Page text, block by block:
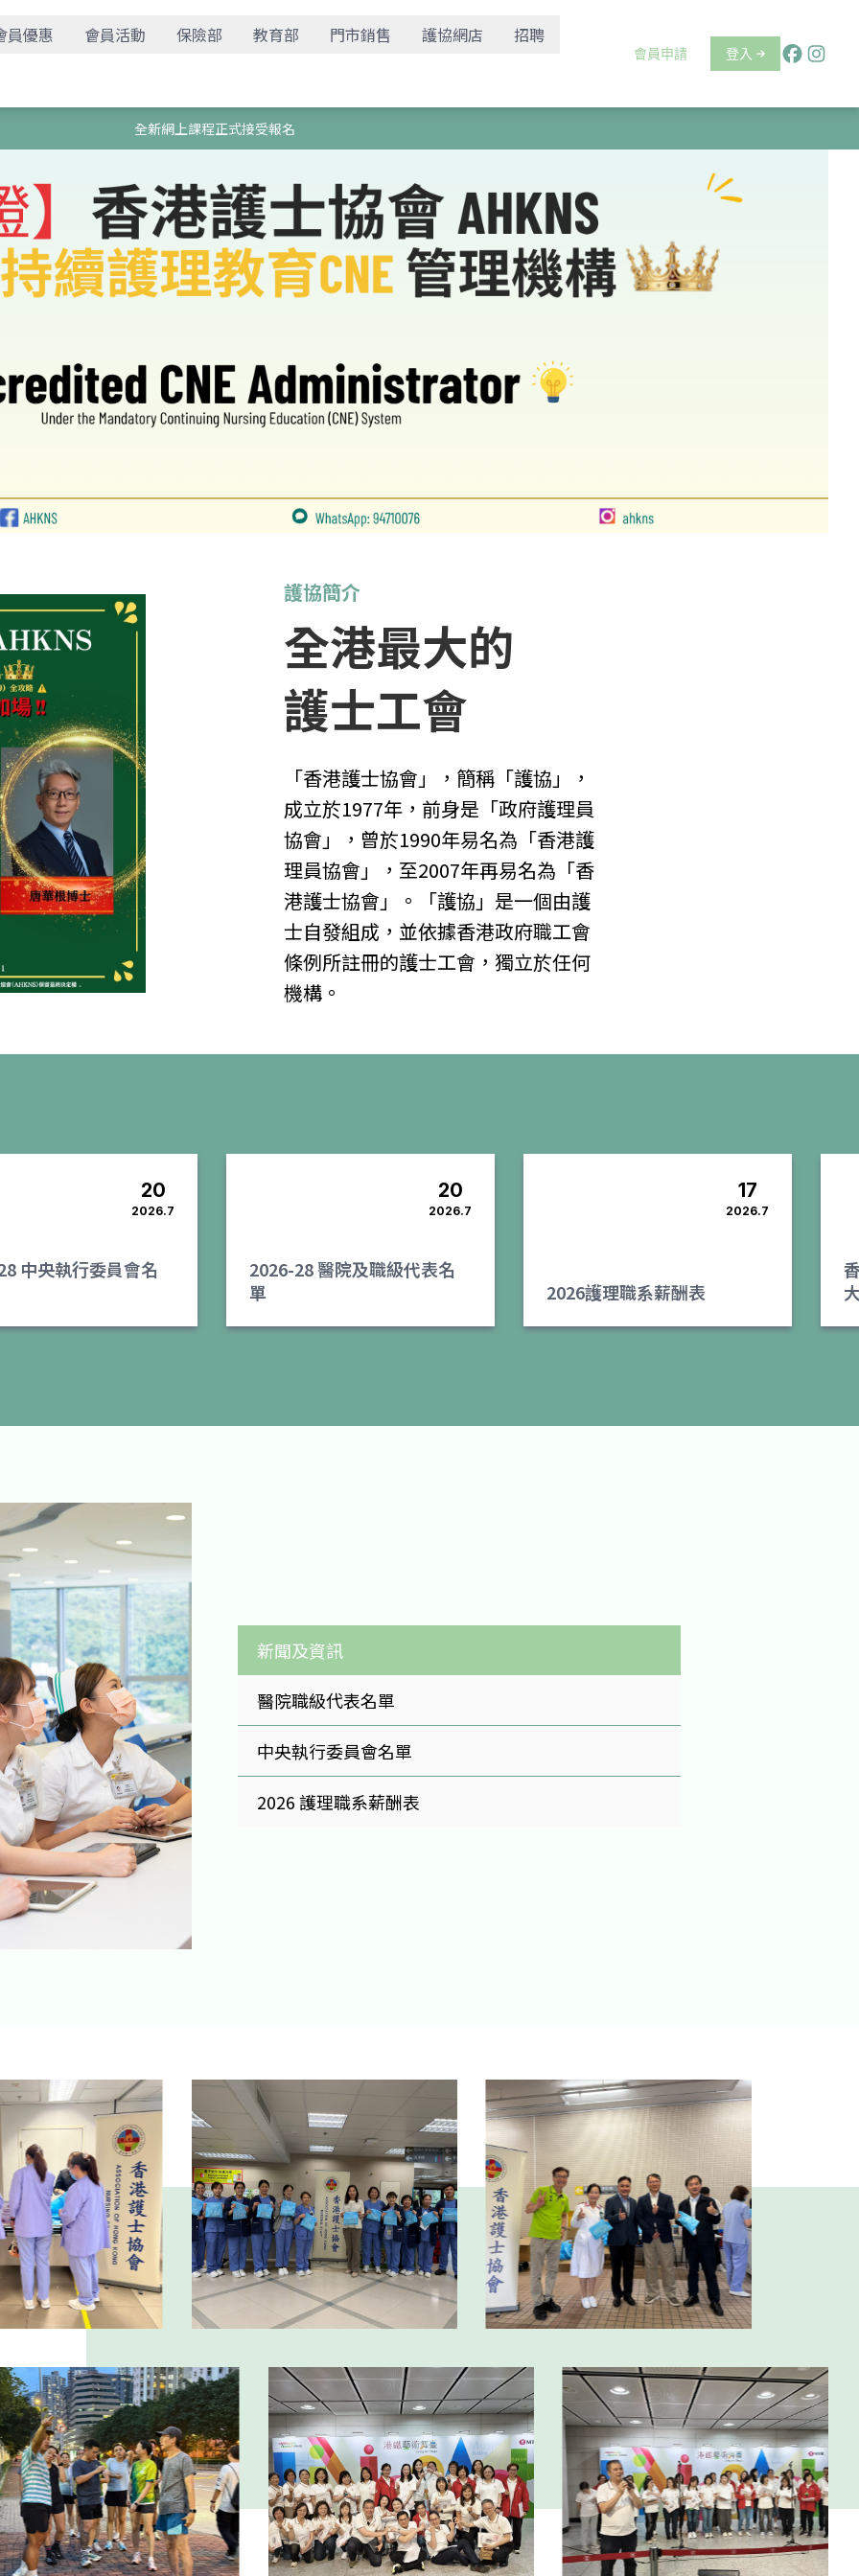
員優惠 會員活動 保險部 教育部 門市銷售 護協網店 招聘
會員申請 登入
全新網上課程正式接受報名
護協簡介
全港最大的
護士工會
「香港護士協會」，簡稱「護協」，
成立於1977年，前身是「政府護理員
協會」，曾於1990年易名為「香港護
理員協會」，至2007年再易名為「香
港護士協會」。「護協」是一個由護
士自發組成，並依據香港政府職工會
條例所註冊的護士工會，獨立於任何
機構。
20
2026.7
中央執行委員會名
20
2026.7
2026-28 醫院及職級代表名
單
17
2026.7
2026護理職系薪酬表
新聞及資訊
醫院職級代表名單
中央執行委員會名單
2026 護理職系薪酬表